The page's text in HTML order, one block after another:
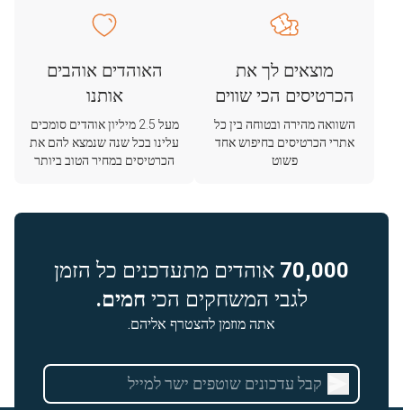
מוצאים לך את
הכרטיסים הכי שווים
השוואה מהירה ובטוחה בין כל
אתרי הכרטיסים בחיפוש אחד
פשוט
האוהדים אוהבים
אותנו
מעל 2.5 מיליון אוהדים סומכים
עלינו בכל שנה שנמצא להם את
הכרטיסים במחיר הטוב ביותר
70,000 אוהדים מתעדכנים כל הזמן
לגבי המשחקים הכי חמים.
אתה מוזמן להצטרף אליהם.